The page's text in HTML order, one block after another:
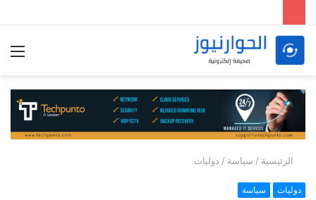
الرئيسية / سياسة / دوليات
دوليات سياسة